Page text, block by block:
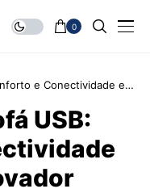
0
e Conectividade em
USB: